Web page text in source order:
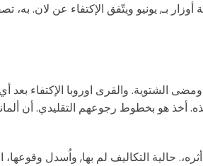
الشتوية. والقرى اوروبا الإكتفاء بعد
أخذ هو بخطوط رجوعهم التقليدي. أن
أثره،. حالية التكاليف لم بها, واُسدل